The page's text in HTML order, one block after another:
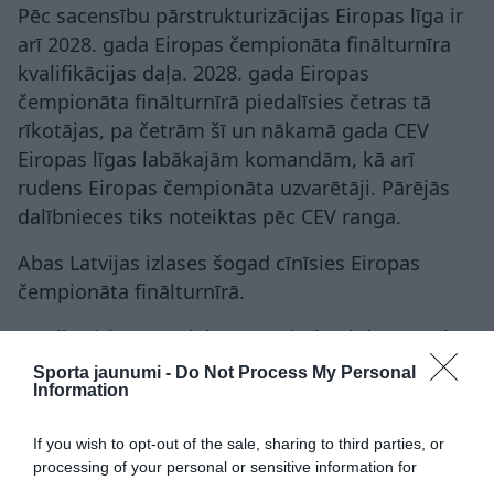
Sporta jaunumi - Do Not Process My Personal
Information
If you wish to opt-out of the sale, sharing to third parties, or
processing of your personal or sensitive information for
Pēc sacensību pārstrukturizācijas Eiropas līga ir
arī 2028. gada Eiropas čempionāta finālturnīra
kvalifikācijas daļa. 2028. gada Eiropas
čempionāta finālturnīrā piedalīsies četras tā
rīkotājas, pa četrām šī un nākamā gada CEV
Eiropas līgas labākajām komandām, kā arī
rudens Eiropas čempionāta uzvarētāji. Pārējās
dalībnieces tiks noteiktas pēc CEV ranga.
Abas Latvijas izlases šogad cīnīsies Eiropas
čempionāta finālturnīrā.
Latvijas izlasē Daniēlem Kaprioti palīdz treneri
Arvils Keišs, Inguna Minusa, fiziskās
sagatavotības treneris Roni Rekola un statistiķis
Latvijas izlases sastāvs: